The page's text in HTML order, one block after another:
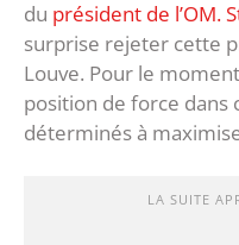
du président de l’OM.
surprise rejeter cette
Louve. Pour le
position de force dans
déterminés à
LA SUITE